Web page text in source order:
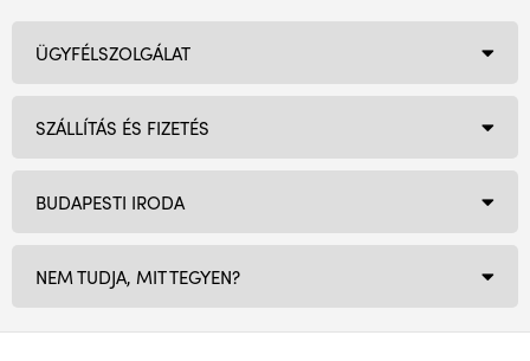
BUDAPESTI IRODA
NEM TUDJA, MIT TEGYEN?
ÜGYFÉLSZOLGÁLAT
SZÁLLÍTÁS ÉS FIZETÉS